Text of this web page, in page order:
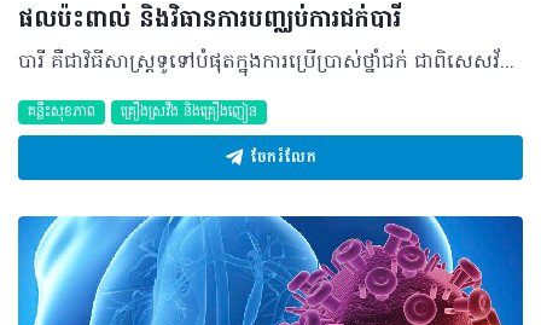
ផលប៉ះពាល់ និងវិធានការបញ្ឈប់ការជក់បារី
បារី គឺជាវិធីសាស្រ្តទូទៅបំផុតក្នុងការប្រើប្រាស់ថ្នាំជក់ ជាពិសេសវ័យជំទង់។ ការជ្រើសរើសជក់បារីអាចបណ្តាលមកពីកត្តាដូចជា ការអូសទាញពីមិត្តភក្តិ ការចង់ដឹងចង់សាកល្បង ការឃោសនាពាណិជ្ជកម្មបារី និង ការជក់លេងកម្សាន្ត។ ឥទ្ធិពលនៃការជក់បារី បង្កឲ្យមានគ្រោះថ្នាក់ធ្ងន់ធ្ងរសឹងតែគ្រប់កោសិកាទាំងអស់នៃសារពាង្គកាយ ព្រោះនៅក្នុងផ្សែងបារីមានសារធាតុគីមី ជាង៤០០០ប្រភេទ ដែលសារធាតុទាំងនោះគឺជាជាតិពុល និងជាតិដែលធ្វើឲ្យរលាកដល់កោសិកា។ ផលប៉ះពាល់នៃការជក់បារី ១.ប៉ះពាល់សុខភាព ថ្នាំជក់បង្កឱ្យមានជំងឺ ទាំងអ្នកជក់ និងអ្នករងការស្រូបផ្សែងផលិតផលថ្នាំជក់ពីគេ ដែលមានដូចជា ជំងឺមហារីកសួត មហារីកបំពង់រំលាយអាហារផ្នែកខាងលើ ជំងឺផ្លូវដង្ហើមរ៉ាំរ៉ៃ ជំងឺស្ទះសរសៃឈាមបេះដូង និងដាច់សរសៃឈាមខួរក្បាលជាដើម។ មិនតែប៉ុណ្ណោះ បារីអាចធ្វើឲ្យជ្រុះសក់ ភ្នែកទ្បើងបាយ ពុកធ្មេញ ហើមសួតពុកឆ្អឹង ជំងឺបេះដូង និង ខូចទឹកកាម។ ២.ប៉ះពាល់បរិស្ថាន ឧស្សាហកម្មថ្នាំជក់បានប៉ះពាល់បរិស្ថានក្រោមទិដ្ឋភាពជាច្រើន។ កសិដ្ឋានថ្នាំជក់ ប្រើប្រាស់ថ្នាំសម្លាប់សត្វល្អិត និងជីគីមី ដែលបង្កបញ្ហាដល់បរិស្ថានយ៉ាងធ្ងន់ធ្ងរ។ លើសពីនេះ សំណល់ដើមថ្នាំជក់ដែលផ្ទុកសារធាតុគីមីពុលចំនួន ៧,០០០ប្រភេទ និងផ្សែងផលិតផលថ្នាំជក់បង្កជាជំងឺមហារីក និងបំពុលបរិស្ថានផងដែរ។ ដើម្បីសម្រេចបាននូវការបញ្ឈប់ការជក់បារីដោយជោគជ័យ ចាំបាច់ត្រូវអនុវត្តនូវវិធានការ៧ជំហានដូចខាងក្រោម៖ ១-ត្រៀមខ្លួនឈប់ជក់បារី ២-ដល់ពេលឈប់ជក់បារី ៣-ឈ្នះលើការញៀននីកូទីន ៤-ជ្រើសរើសយកទម្លាប់ថ្មី ៥-រស់នៅដោយគ្មានផ្សែងបារី ៦-ឈប់ជក់បារីជារៀងរហូត ៧-ទទួលជ័យជំនះក្នុងជីវិត។ បកស្រាយដោយ ៖ វេជ្ជបណ្ឌិត ឡាក់ ឡេង នាយករងនៃមជ្ឈមណ្ឌលជាតិលើកកំពស់សុខភាព ©2018 រក្សាសិទ្ធិគ្រប់យ៉ាង​ដោយ Healthtime Corporation ចំពោះគ្រប់អត្ថបទដោយគ្មានផ្នែកណាមួយត្រូវបោះពុម្ពផ្សាយចូល ប្រព័ន្ធអ៊ីនធឺណែតឧបករណ៍អេឡិចត្រូនិកអាត់ជាសំឡេងឬថតចំលងគ្រប់រូបភាពដោយគ្មានការអនុញ្ញាតឡើយ
គន្លឹះសុខភាព គ្រឿងស្រវឹង​ និងគ្រឿងញៀន
ចែករំលែក